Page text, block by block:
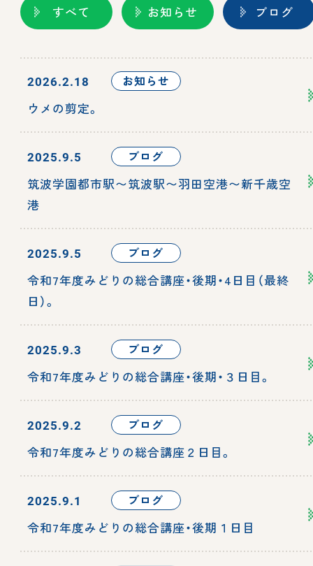
すべて お知らせ ブログ
2026.2.18 お知らせ
ウメの剪定。
2025.9.5 ブログ
筑波学園都市駅〜筑波駅〜羽田空港〜新千歳空
港
2025.9.5 ブログ
令和7年度みどりの総合講座・後期・4日目（最終
日）。
2025.9.3 ブログ
令和7年度みどりの総合講座・後期・３日目。
2025.9.2 ブログ
令和7年度みどりの総合講座２日目。
2025.9.1 ブログ
令和7年度みどりの総合講座・後期１日目